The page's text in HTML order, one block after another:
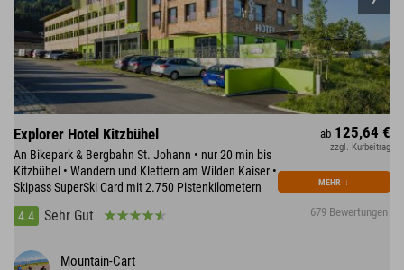
Explorer Hotel Kitzbühel
An Bikepark & Bergbahn St. Johann • nur 20 min bis
Kitzbühel • Wandern und Klettern am Wilden Kaiser •
Skipass SuperSki Card mit 2.750 Pistenkilometern
4.4
Sehr Gut 679 Bewertungen
ab 125,64 €
zzgl. Kurbeitrag
MEHR ↓
Mountain-Cart